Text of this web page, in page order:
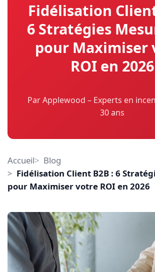
Fidélisation
6 Stratégies
pour Maximiser
ROI en 2026
Par Applewood – Experts en
30 ans
Accueil
Blog
Fidélisation Client B2B : 6
pour Maximiser votre ROI en 2026